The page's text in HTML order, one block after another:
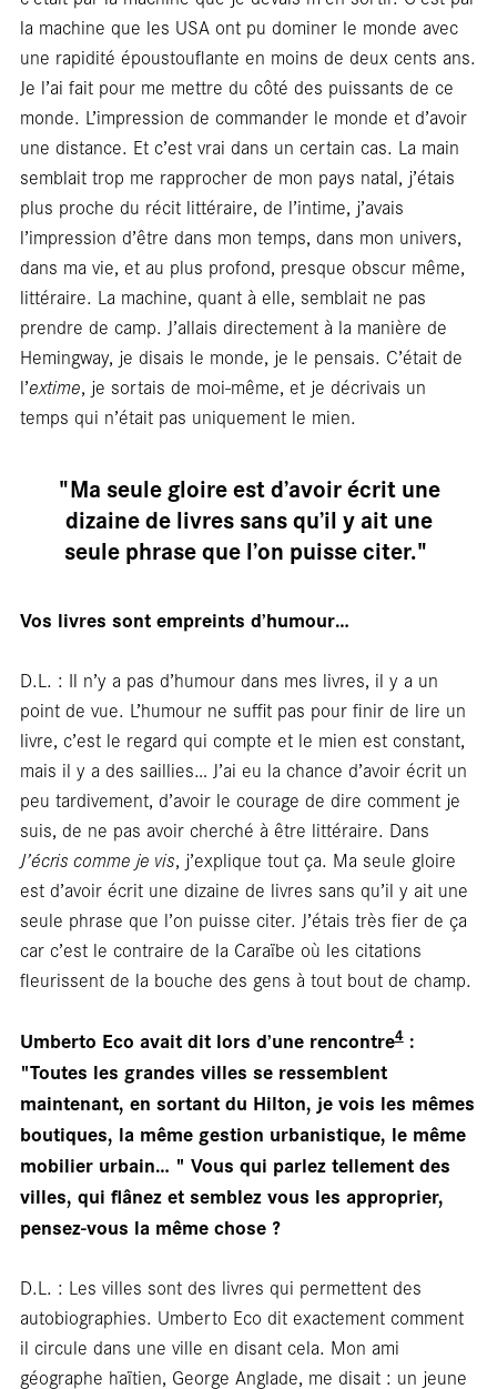
la machine que les USA ont pu dominer le monde avec
une rapidité époustouflante en moins de deux cents ans.
Je l’ai fait pour me mettre du côté des puissants de ce
monde. L’impression de commander le monde et d’avoir
une distance. Et c’est vrai dans un certain cas. La main
semblait trop me rapprocher de mon pays natal, j’étais
plus proche du récit littéraire, de l’intime, j’avais
l’impression d’être dans mon temps, dans mon univers,
dans ma vie, et au plus profond, presque obscur même,
littéraire. La machine, quant à elle, semblait ne pas
prendre de camp. J’allais directement à la manière de
Hemingway, je disais le monde, je le pensais. C’était de
l’extime, je sortais de moi-même, et je décrivais un
temps qui n’était pas uniquement le mien.
"Ma seule gloire est d’avoir écrit une
dizaine de livres sans qu’il y ait une
seule phrase que l’on puisse citer."
Vos livres sont empreints d’humour…
D.L. : Il n’y a pas d’humour dans mes livres, il y a un
point de vue. L’humour ne suffit pas pour finir de lire un
livre, c’est le regard qui compte et le mien est constant,
mais il y a des saillies… J’ai eu la chance d’avoir écrit un
peu tardivement, d’avoir le courage de dire comment je
suis, de ne pas avoir cherché à être littéraire. Dans
J’écris comme je vis, j’explique tout ça. Ma seule gloire
est d’avoir écrit une dizaine de livres sans qu’il y ait une
seule phrase que l’on puisse citer. J’étais très fier de ça
car c’est le contraire de la Caraïbe où les citations
fleurissent de la bouche des gens à tout bout de champ.
Umberto Eco avait dit lors d’une rencontre4:
"Toutes les grandes villes se ressemblent
maintenant, en sortant du Hilton, je vois les mêmes
boutiques, la même gestion urbanistique, le même
mobilier urbain… " Vous qui parlez tellement des
villes, qui flânez et semblez vous les approprier,
pensez-vous la même chose ?
D.L. : Les villes sont des livres qui permettent des
autobiographies. Umberto Eco dit exactement comment
il circule dans une ville en disant cela. Mon ami
géographe haïtien, George Anglade, me disait : un jeune